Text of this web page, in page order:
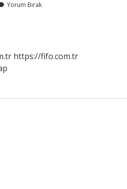
Yorum Bırak
https://fifo.com.tr